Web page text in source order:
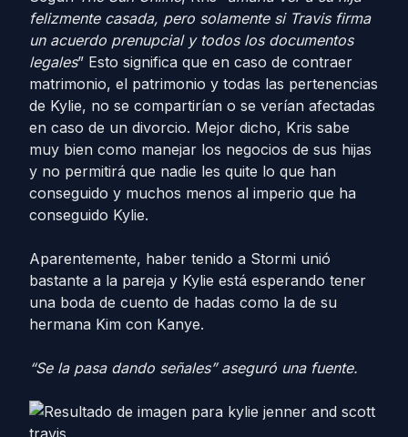
felizmente casada, pero solamente si Travis firma
un acuerdo prenupcial y todos los documentos
legales” Esto significa que en caso de contraer
matrimonio, el patrimonio y todas las pertenencias
de Kylie, no se compartirían o se verían afectadas
en caso de un divorcio. Mejor dicho, Kris sabe
muy bien como manejar los negocios de sus hijas
y no permitirá que nadie les quite lo que han
conseguido y muchos menos al imperio que ha
conseguido Kylie.
Aparentemente, haber tenido a Stormi unió
bastante a la pareja y Kylie está esperando tener
una boda de cuento de hadas como la de su
hermana Kim con Kanye.
“Se la pasa dando señales” aseguró una fuente.